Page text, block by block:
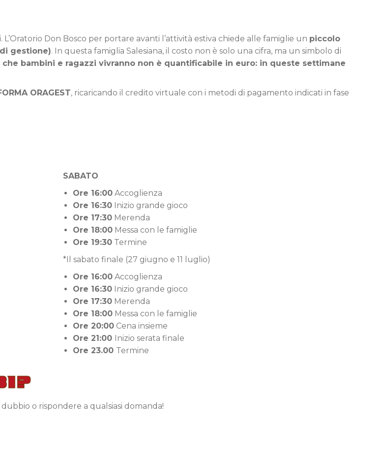
Don Bosco per portare avanti l’attività estiva chiede alle famiglie un piccolo
gestione). In questa famiglia Salesiana, il costo non è solo una cifra, ma un simbolo di
che bambini e ragazzi vivranno non è quantificabile in euro: in queste settimane
ORAGEST, ricaricando il credito virtuale con i metodi di pagamento indicati in fase
SABATO
Ore 16:00 Accoglienza
Ore 16:30 Inizio grande gioco
Ore 17:30 Merenda
Ore 18:00 Messa con le famiglie
Ore 19:30 Termine
*Il sabato finale (27 giugno e 11 luglio)
Ore 16:00 Accoglienza
Ore 16:30 Inizio grande gioco
Ore 17:30 Merenda
Ore 18:00 Messa con le famiglie
Ore 20:00 Cena insieme
Ore 21:00 Inizio serata finale
Ore 23.00 Termine
o rispondere a qualsiasi domanda!